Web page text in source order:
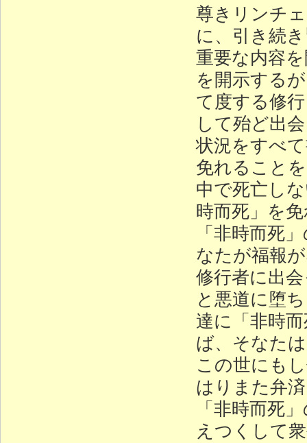
尊きリンチ
に、引き続
重要な内容
を開示する
て度する修
して殆ど出
状況をすべ
免れること
中で死亡し
時而死」を
「非時而死
なたが福報
修行者に出
と悪道に堕
達に「非時
ば、そなた
この世にも
はりまた弁
「非時而死
えつくして